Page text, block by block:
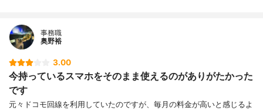
事務職
奥野裕
3.00
今持っているスマホをそのまま使えるのがありがたかった
です
元々ドコモ回線を利用していたのですが、毎月の料金が高いと感じるよ